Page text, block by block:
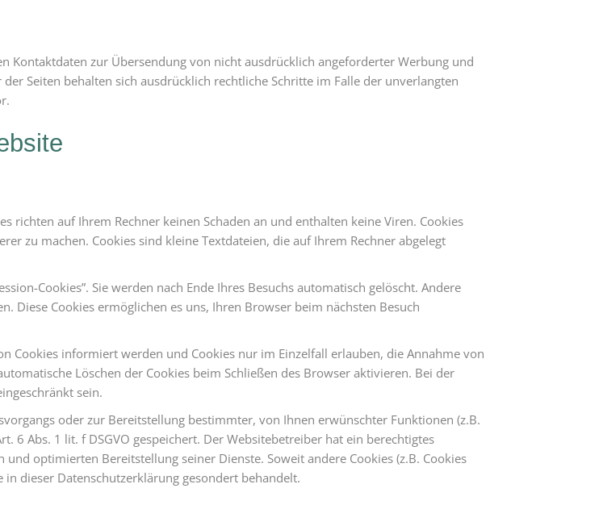
zur Übersendung von nicht ausdrücklich angeforderter Werbung und
Seiten behalten sich ausdrücklich rechtliche Schritte im Falle der unverlangten
richten auf Ihrem Rechner keinen Schaden an und enthalten keine Viren. Cookies
zu machen. Cookies sind kleine Textdateien, die auf Ihrem Rechner abgelegt
Cookies”. Sie werden nach Ende Ihres Besuchs automatisch gelöscht. Andere
Diese Cookies ermöglichen es uns, Ihren Browser beim nächsten Besuch
Cookies informiert werden und Cookies nur im Einzelfall erlauben, die Annahme von
Löschen der Cookies beim Schließen des Browser aktivieren. Bei der
sein.
oder zur Bereitstellung bestimmter, von Ihnen erwünschter Funktionen (z.B.
Abs. 1 lit. f DSGVO gespeichert. Der Websitebetreiber hat ein berechtigtes
optimierten Bereitstellung seiner Dienste. Soweit andere Cookies (z.B. Cookies
dieser Datenschutzerklärung gesondert behandelt.